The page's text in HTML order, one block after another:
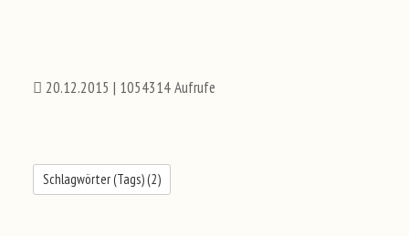
20.12.2015 | 1054314 Aufrufe
Schlagwörter (Tags) (2)